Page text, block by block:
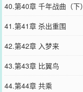
40.第40章 千年战曲（下）
41.第41章 杀出重围
42.第42章 入梦来
43.第43章 比翼鸟
44.第44章 共乘